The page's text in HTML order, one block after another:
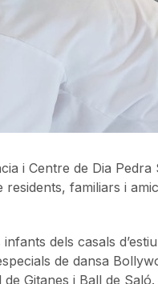
i Centre de Dia Pedra
familiars i
dels casals
de dansa
Gitanes i Ball de